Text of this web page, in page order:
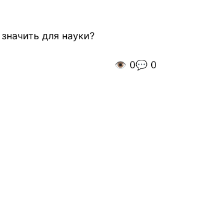
для науки?
👁️ 0💬 0